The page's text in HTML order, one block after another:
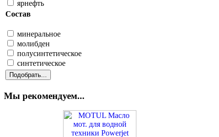
ярнефть
Состав
минеральное
молибден
полусинтетическое
синтетическое
Мы рекомендуем...